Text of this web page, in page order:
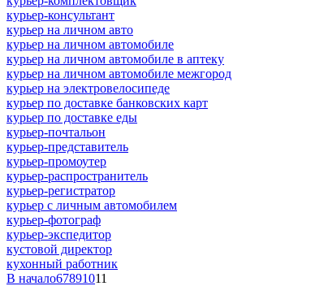
курьер-консультант
курьер на личном авто
курьер на личном автомобиле
курьер на личном автомобиле в аптеку
курьер на личном автомобиле межгород
курьер на электровелосипеде
курьер по доставке банковских карт
курьер по доставке еды
курьер-почтальон
курьер-представитель
курьер-промоутер
курьер-распространитель
курьер-регистратор
курьер с личным автомобилем
курьер-фотограф
курьер-экспедитор
кустовой директор
кухонный работник
В начало67891011